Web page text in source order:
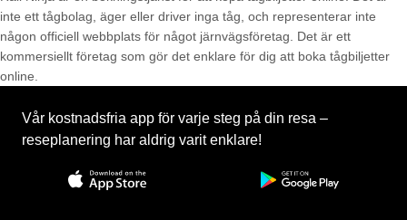
inte ett tågbolag, äger eller driver inga tåg, och representerar inte
någon officiell webbplats för något järnvägsföretag. Det är ett
kommersiellt företag som gör det enklare för dig att boka tågbiljetter
online.
Vår kostnadsfria app för varje steg på din resa –
reseplanering har aldrig varit enklare!